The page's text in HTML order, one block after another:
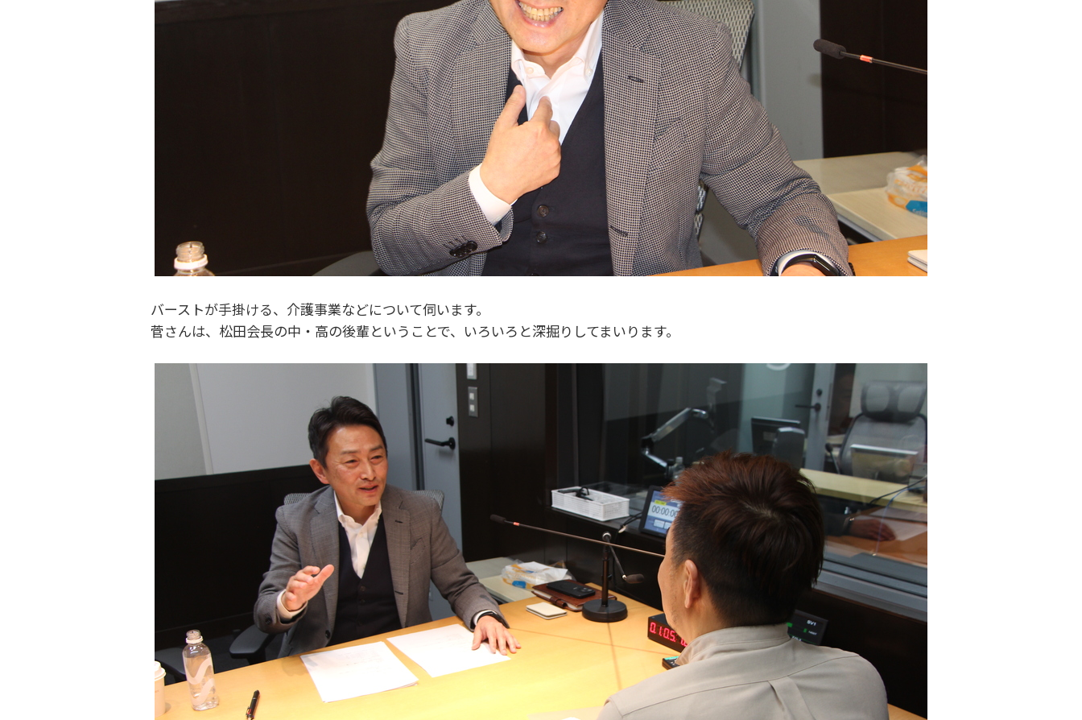
バーストが手掛ける、介護事業などについて伺います。
菅さんは、松田会長の中・高の後輩ということで、いろいろと深掘りしてまいります。